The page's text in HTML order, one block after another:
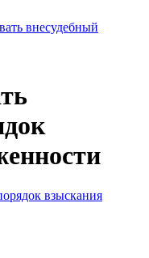
внесудебный